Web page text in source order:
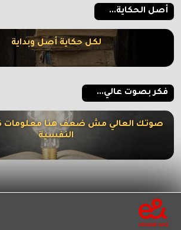
أصل الحكاية...
لكل حكاية أصل وبداية
فكر بصوت عالي...
صوتك العالي مش ضعف هنا معلومات
النفسية